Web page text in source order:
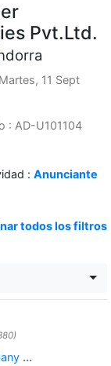
Pvt.Ltd.
Martes, 11 Sept
: AD-U101104
:Anunciante
todos los filtros
...